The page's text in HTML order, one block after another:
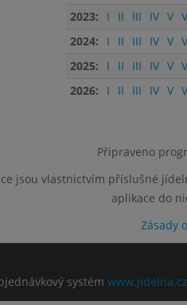
2023:
I II III IV V
2024:
I II III IV V
2025:
I II III IV V
2026:
I II III IV V
Připraveno
jsou vlastnictvím příslušné
aplikace do
Zásady
systém www.jidelna.cz